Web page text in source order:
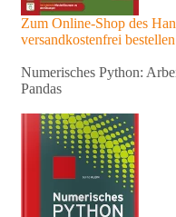
Zum Online-Shop des
versandkostenfrei
Numerisches Python:
Pandas